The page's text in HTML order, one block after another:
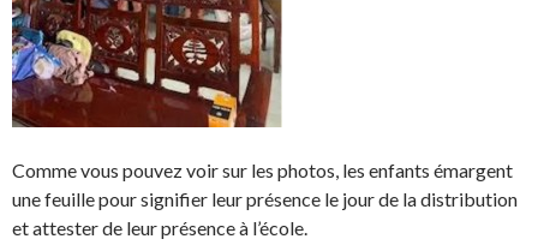
Comme vous pouvez voir sur les photos, les enfants émargent
une feuille pour signifier leur présence le jour de la distribution
et attester de leur présence à l’école.